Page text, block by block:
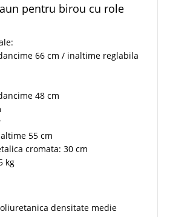
pentru birou cu role
66 cm / inaltime reglabila
48 cm
55 cm
cromata: 30 cm
kg
densitate medie